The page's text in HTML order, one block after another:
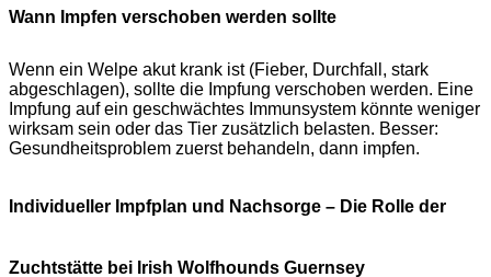
Wann Impfen verschoben werden sollte
Wenn ein Welpe akut krank ist (Fieber, Durchfall, stark
abgeschlagen), sollte die Impfung verschoben werden. Eine
Impfung auf ein geschwächtes Immunsystem könnte weniger
wirksam sein oder das Tier zusätzlich belasten. Besser:
Gesundheitsproblem zuerst behandeln, dann impfen.
Individueller Impfplan und Nachsorge – Die Rolle der
Zuchtstätte bei Irish Wolfhounds Guernsey